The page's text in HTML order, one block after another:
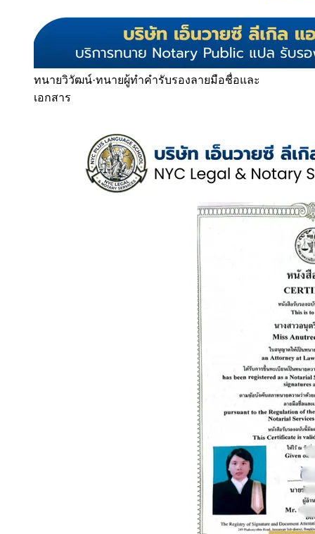
ทนายวิวัฒน์·ทนายผู้ทำคำรับรองลายมือชื่อและ
เอกสาร